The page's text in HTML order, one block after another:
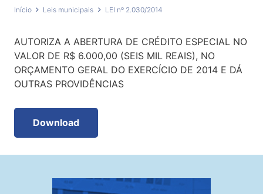
Início Leis municipais LEI nº 2.030/2014
AUTORIZA A ABERTURA DE CRÉDITO ESPECIAL NO
VALOR DE R$ 6.000,00 (SEIS MIL REAIS), NO
ORÇAMENTO GERAL DO EXERCÍCIO DE 2014 E DÁ
OUTRAS PROVIDÊNCIAS
Download